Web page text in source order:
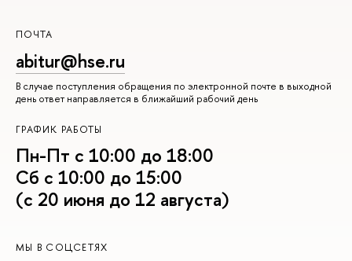
ПОЧТА
abitur@hse.ru
В случае поступления обращения по электронной почте в выходной
день ответ направляется в ближайший рабочий день
ГРАФИК РАБОТЫ
Пн-Пт с 10:00 до 18:00
Сб с 10:00 до 15:00
(с 20 июня до 12 августа)
МЫ В СОЦСЕТЯХ